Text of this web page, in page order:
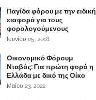
Παγίδα φόρου με την ειδική
εισφορά για τους
φορολογούμενους
Ιουνίου 05, 2018
Οικονομικό Φόρουμ
Νταβός: Για πρώτη φορά η
Ελλάδα με δικό της Οίκο
Μαΐου 23, 2022